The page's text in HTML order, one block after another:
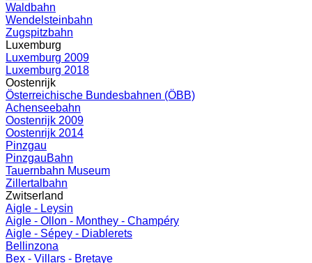
Waldbahn
Wendelsteinbahn
Zugspitzbahn
Luxemburg
Luxemburg 2009
Luxemburg 2018
Oostenrijk
Österreichische Bundesbahnen (ÖBB)
Achenseebahn
Oostenrijk 2009
Oostenrijk 2014
Pinzgau
PinzgauBahn
Tauernbahn Museum
Zillertalbahn
Zwitserland
Aigle - Leysin
Aigle - Ollon - Monthey - Champéry
Aigle - Sépey - Diablerets
Bellinzona
Bex - Villars - Bretaye